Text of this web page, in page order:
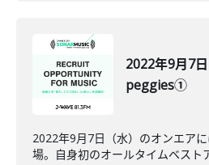
2022年9月7
peggies①
2022年9月7日（水）のオンエア
場。自身初のオールタイムベスト